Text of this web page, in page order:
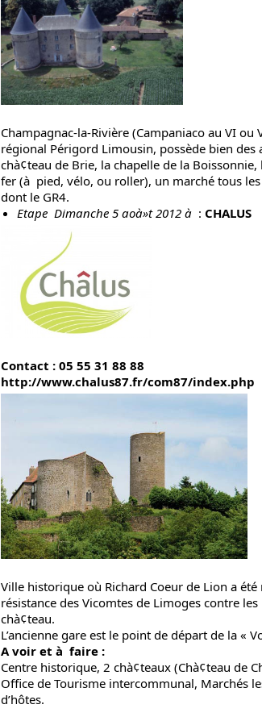
Champagnac-la-Rivière (Campaniaco au VI
régional Périgord Limousin, possède bien
chà¢teau de Brie, la chapelle de la
fer (à pied, vélo, ou roller), un marché tous
dont le GR4.
Etape Dimanche 5 aoà»t 2012 à : CHALUS
Contact : 05 55 31 88 88
http://www.chalus87.fr/com87/index.php
Ville historique où Richard Coeur de Lion a
résistance des Vicomtes de Limoges contre
chà¢teau.
L’ancienne gare est le point de départ de la «
A voir et à faire :
Centre historique, 2 chà¢teaux (Chà¢teau de
Office de Tourisme intercommunal, Marchés
d’hôtes.